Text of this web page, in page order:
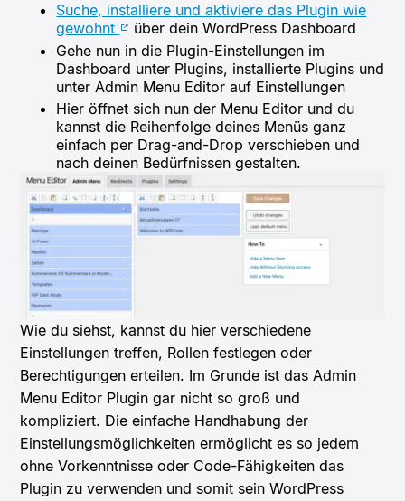
Suche, installiere und aktiviere das Plugin wie
gewohnt
über dein WordPress Dashboard
Gehe nun in die Plugin-Einstellungen im
Dashboard unter Plugins, installierte Plugins und
unter Admin Menu Editor auf Einstellungen
Hier öffnet sich nun der Menu Editor und du
kannst die Reihenfolge deines Menüs ganz
einfach per Drag-and-Drop verschieben und
nach deinen Bedürfnissen gestalten.
Wie du siehst, kannst du hier verschiedene
Einstellungen treffen, Rollen festlegen oder
Berechtigungen erteilen. Im Grunde ist das Admin
Menu Editor Plugin gar nicht so groß und
kompliziert. Die einfache Handhabung der
Einstellungsmöglichkeiten ermöglicht es so jedem
ohne Vorkenntnisse oder Code-Fähigkeiten das
Plugin zu verwenden und somit sein WordPress